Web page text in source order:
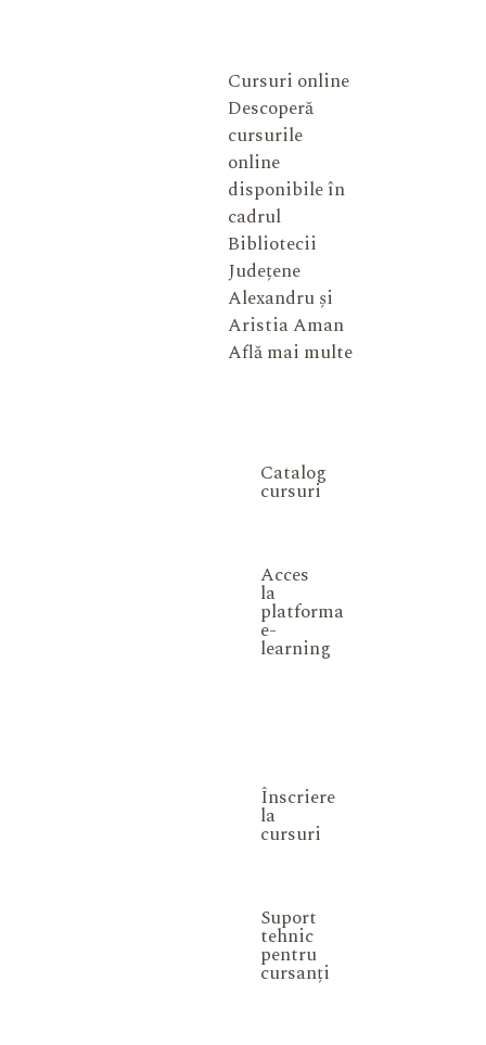
Cursuri online
Descoperă
cursurile
online
disponibile în
cadrul
Bibliotecii
Județene
Alexandru și
Aristia Aman
Află mai multe
Catalog
cursuri
Acces
la
platforma
e-
learning
Înscriere
la
cursuri
Suport
tehnic
pentru
cursanți